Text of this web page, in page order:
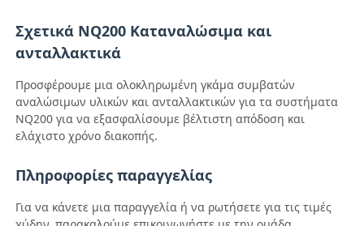
Τμήματα ΑΤΜ Glory NMD
Τμήματα ΑΤΜ OKI
Bill Acceptor
Σχετικά NQ200 Καταναλώσιμα και
ανταλλακτικά
Προσφέρουμε μια ολοκληρωμένη γκάμα συμβατών
αναλώσιμων υλικών και ανταλλακτικών για τα συστήματα
NQ200 για να εξασφαλίσουμε βέλτιστη απόδοση και
ελάχιστο χρόνο διακοπής.
Πληροφορίες παραγγελίας
Για να κάνετε μια παραγγελία ή να ρωτήσετε για τις τιμές